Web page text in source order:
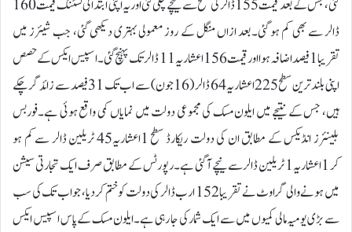
گئی، جس کے بعد قیمت 155 ڈالر کی سطح سے نیچے چلی گئی اور یہ اپنی ابتدائی لسٹنگ قیمت 160
ڈالر سے بھی کم ہو گئی۔بعد ازاں منگل کے روز معمولی بہتری دیکھی گئی، جب شیئرز میں
تقریبا 1 فیصد اضافہ ہوا اور قیمت 156اعشاریہ11 ڈالر تک پہنچ گئی۔اسپیس ایکس کے حصص
اپنی بلند ترین سطح 225اعشاریہ64 ڈالر (16 جون) سے اب تک 31 فیصد سے زائد گر چکے
ہیں، جس کے نتیجے میں ایلون مسک کی مجموعی دولت میں نمایاں کمی واقع ہوئی ہے۔فوربس
بلینئرز انڈیکس کے مطابق ان کی دولت ریکارڈ سطح 1اعشاریہ45 ٹریلین ڈالر سے کم ہو
کر 1اعشاریہ1 ٹریلین ڈالر سے نیچے آ گئی ہے۔رپورٹس کے مطابق صرف ایک تجارتی سیشن
میں ہونے والی گراوٹ نے تقریبا 152 ارب ڈالر کی دولت کو ختم کر دیا، جو اب تک کی سب
سے بڑی یومیہ مالی کمیوں میں سے ایک شمار کی جا رہی ہے۔ایلون مسک کے پاس اسپیس ایکس